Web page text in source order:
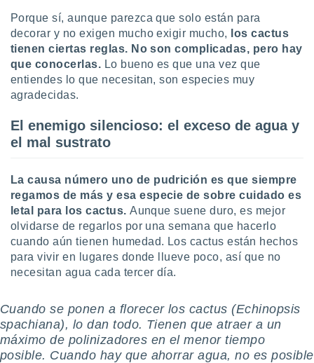
de
posible
en
interés
a lo que
su
u
momento
en
en
en
de
Porque sí, aunque parezca que solo están para
decorar y no exigen mucho exigir mucho,
los cactus
tienen ciertas reglas. No son complicadas, pero hay
que conocerlas. Lo bueno es que una vez que
entiendes lo que necesitan, son especies muy
agradecidas.
El enemigo silencioso: el exceso de agua y
el mal sustrato
La causa número uno de pudrición es que siempre
regamos de más y esa especie de sobre cuidado es
letal para los cactus.Aunque suene duro, es mejor
olvidarse de regarlos por una semana que hacerlo
cuando aún tienen humedad. Los cactus están hechos
para vivir en lugares donde llueve poco, así que no
necesitan agua cada tercer día.
Cuando se ponen a florecer los cactus (Echinopsis
spachiana), lo dan todo. Tienen que atraer a un
máximo de polinizadores en el menor tiempo
posible. Cuando hay que ahorrar agua, no es posible